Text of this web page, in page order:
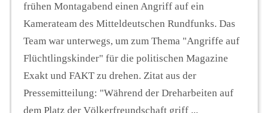
Podcast
Seminare
Unterstützen
frühen Montagabend einen Angriff auf ein
Kamerateam des Mitteldeutschen Rundfunks. Das
Team war unterwegs, um zum Thema "Angriffe auf
Flüchtlingskinder" für die politischen Magazine
Exakt und FAKT zu drehen. Zitat aus der
Pressemitteilung: "Während der Dreharbeiten auf
dem Platz der Völkerfreundschaft griff ...